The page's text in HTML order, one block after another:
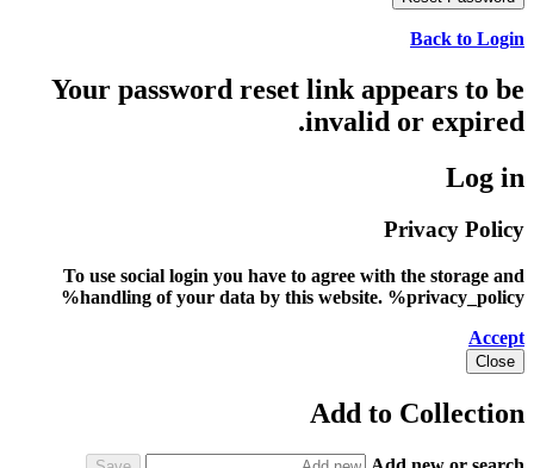
Back to Login
Your password reset link appears to be
invalid or expired.
Log in
Privacy Policy
To use social login you have to agree with the storage and
handling of your data by this website. %privacy_policy%
Accept
Close
Add to Collection